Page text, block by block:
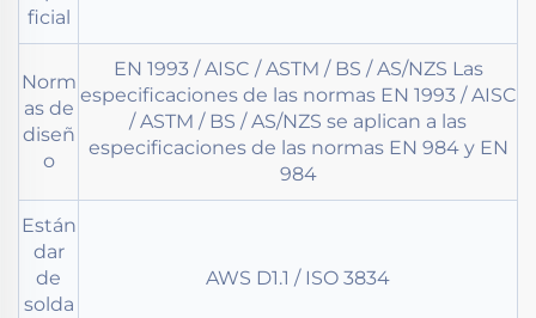
ficial
Norm
as de
diseñ
o
EN 1993 / AISC / ASTM / BS / AS/NZS Las
especificaciones de las normas EN 1993 / AISC
/ ASTM / BS / AS/NZS se aplican a las
especificaciones de las normas EN 984 y EN
984
Están
dar
de
solda
AWS D1.1 / ISO 3834